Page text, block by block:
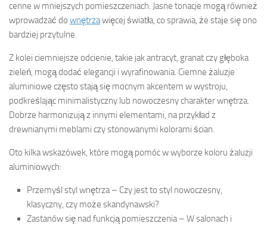
cenne w mniejszych pomieszczeniach. Jasne tonacje mogą również
wprowadzać do wnętrzawięcej światła, co sprawia, że staje się ono
bardziej przytulne.
Z kolei ciemniejsze odcienie, takie jak antracyt, granat czy głęboka
zieleń, mogą dodać elegancji i wyrafinowania. Ciemne żaluzje
aluminiowe często stają się mocnym akcentem w wystroju,
podkreślając minimalistyczny lub nowoczesny charakter wnętrza.
Dobrze harmonizują z innymi elementami, na przykład z
drewnianymi meblami czy stonowanymi kolorami ścian.
Oto kilka wskazówek, które mogą pomóc w wyborze koloru żaluzji
aluminiowych:
Przemyśl styl wnętrza – Czy jest to styl nowoczesny,
klasyczny, czy może skandynawski?
Zastanów się nad funkcją pomieszczenia – W salonach i